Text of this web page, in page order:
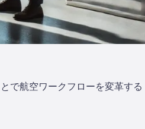
で航空ワークフローを変革する